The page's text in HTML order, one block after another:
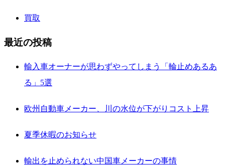
買取
最近の投稿
輸入車オーナーが思わずやってしまう「輪止めあるあ
る」5選
欧州自動車メーカー、川の水位が下がりコスト上昇
夏季休暇のお知らせ
輸出を止められない中国車メーカーの事情